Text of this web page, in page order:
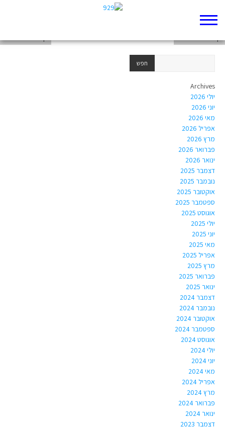
Archives
יולי 2026
יוני 2026
מאי 2026
אפריל 2026
מרץ 2026
פברואר 2026
ינואר 2026
דצמבר 2025
נובמבר 2025
אוקטובר 2025
ספטמבר 2025
אוגוסט 2025
יולי 2025
יוני 2025
מאי 2025
אפריל 2025
מרץ 2025
פברואר 2025
ינואר 2025
דצמבר 2024
נובמבר 2024
אוקטובר 2024
ספטמבר 2024
אוגוסט 2024
יולי 2024
יוני 2024
מאי 2024
אפריל 2024
מרץ 2024
פברואר 2024
ינואר 2024
דצמבר 2023